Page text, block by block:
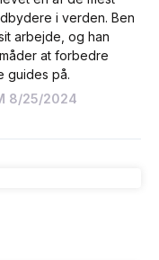
i verden. Ben
arbejde, og han
at forbedre
guides på.
8/25/2024